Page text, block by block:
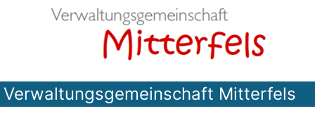
Verwaltungsgemeinschaft Mitterfels